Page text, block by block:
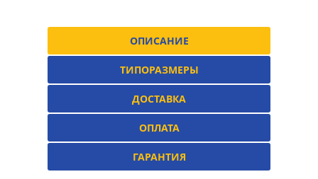
ОПИСАНИЕ
ТИПОРАЗМЕРЫ
ДОСТАВКА
ОПЛАТА
ГАРАНТИЯ